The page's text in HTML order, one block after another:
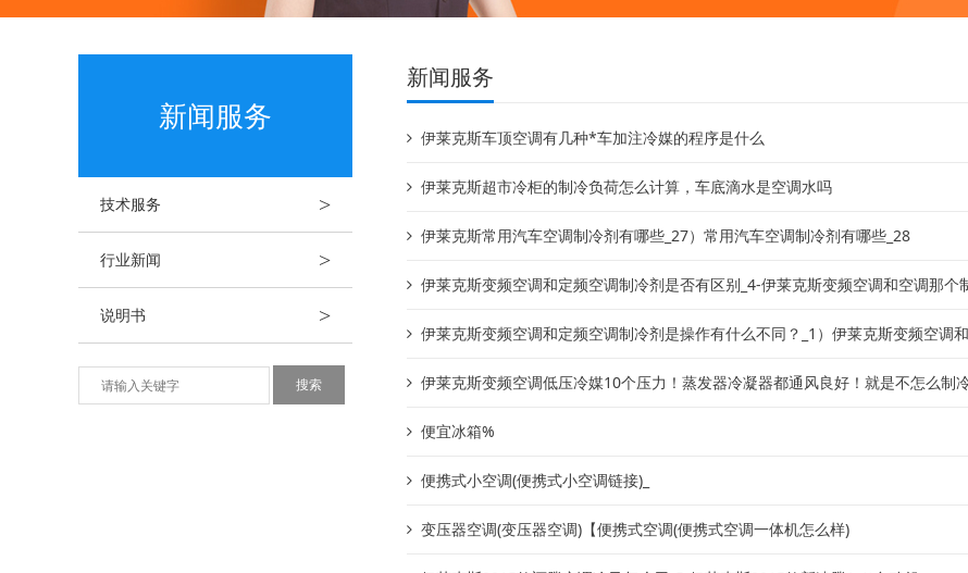
新闻服务
技术服务 >
行业新闻 >
说明书 >
新闻服务
伊莱克斯车顶空调有几种*车加注冷媒的程序是什么
伊莱克斯超市冷柜的制冷负荷怎么计算，车底滴水是空调水吗
伊莱克斯常用汽车空调制冷剂有哪些_27）常用汽车空调制冷剂有哪些_28
伊莱克斯变频空调和定频空调制冷剂是否有区别_4-伊莱克斯变频空调和空调那个
伊莱克斯变频空调和定频空调制冷剂是操作有什么不同？_1）伊莱克斯变频空调
伊莱克斯变频空调低压冷媒10个压力！蒸发器冷凝器都通风良好！就是不怎么制
便宜冰箱%
便携式小空调(便携式小空调链接)_
变压器空调(变压器空调)【便携式空调(便携式空调一体机怎么样)